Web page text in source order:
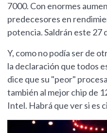
7000. Con enormes
predecesores en
potencia. Saldrán este 27
Y, como no podía ser de
la declaración que todos
dice que su "peor"
también al mejor chip de
Intel. Habrá que ver si es